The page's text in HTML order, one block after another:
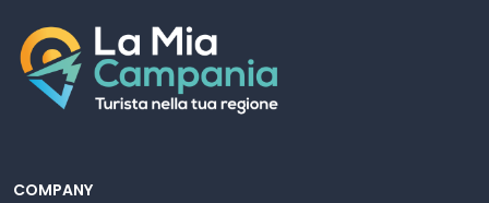
COMPANY